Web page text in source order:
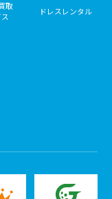
取
ドレスレンタル